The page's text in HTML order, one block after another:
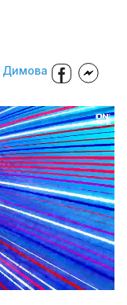
Димова